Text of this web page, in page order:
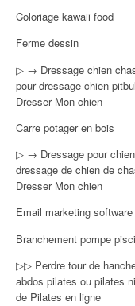
Coloriage kawaii food
Ferme dessin
▷ → Dressage chien
pour dressage chien
Dresser Mon chien
Carre potager en bois
▷ → Dressage pour
dressage de chien de
Dresser Mon chien
Email marketing
Branchement pompe
▷▷ Perdre tour de
abdos pilates ou pilates
de Pilates en ligne